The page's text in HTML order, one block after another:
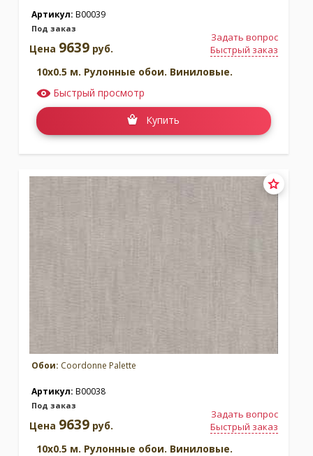
Артикул: B00039
Под заказ
Задать вопрос
Быстрый заказ
Цена 9639 руб.
10x0.5 м. Рулонные обои. Виниловые.
Быстрый просмотр
Купить
Обои: Coordonne Palette
Артикул: B00038
Под заказ
Задать вопрос
Быстрый заказ
Цена 9639 руб.
10x0.5 м. Рулонные обои. Виниловые.